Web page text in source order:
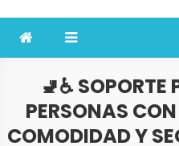
🚽♿
PERSONAS
COMODIDAD Y